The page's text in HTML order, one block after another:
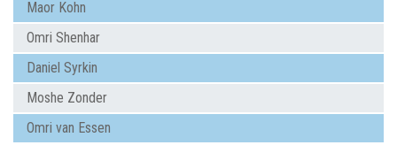
Maor Kohn
Omri Shenhar
Daniel Syrkin
Moshe Zonder
Omri van Essen